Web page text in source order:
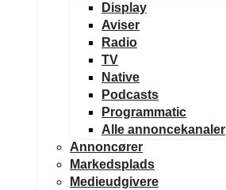
Display
Aviser
Radio
TV
Native
Podcasts
Programmatic
Alle annoncekanaler
Annoncører
Markedsplads
Medieudgivere